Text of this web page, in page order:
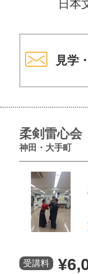
日本
見学
柔剣雷心会
神田・大手町
受講料